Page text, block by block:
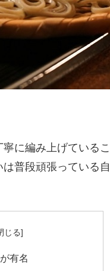
に編み上げている
普段頑張っている
有名